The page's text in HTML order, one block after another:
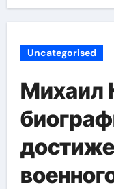
Uncategorised
Михаил